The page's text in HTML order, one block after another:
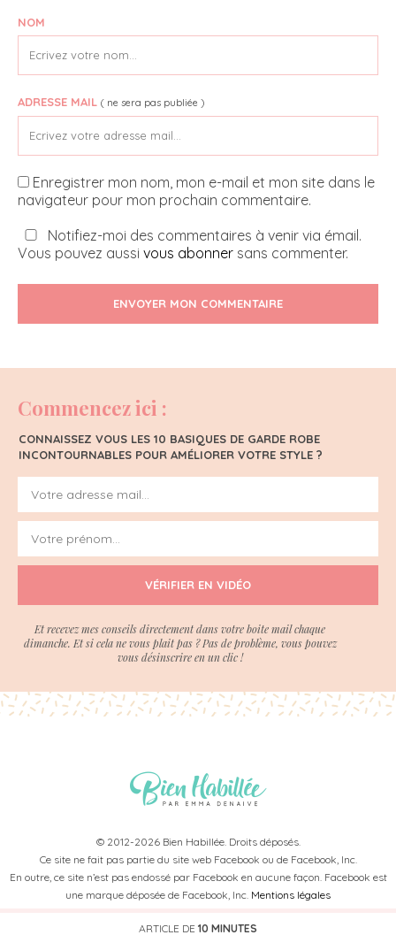
NOM
ADRESSE MAIL ( ne sera pas publiée )
Enregistrer mon nom, mon e-mail et mon site dans le
navigateur pour mon prochain commentaire.
Notifiez-moi des commentaires à venir via émail.
Vous pouvez aussi vous abonner sans commenter.
ENVOYER MON COMMENTAIRE
ARTICLE DE 10 MINUTES
Commencez ici :
CONNAISSEZ VOUS LES 10 BASIQUES DE GARDE ROBE
INCONTOURNABLES POUR AMÉLIORER VOTRE STYLE ?
VÉRIFIER EN VIDÉO
Et recevez mes conseils directement dans votre boite mail chaque
dimanche. Et si cela ne vous plait pas ? Pas de problème, vous pouvez
vous désinscrire en un clic !
© 2012-2026 Bien Habillée. Droits déposés.
Ce site ne fait pas partie du site web Facebook ou de Facebook, Inc.
En outre, ce site n’est pas endossé par Facebook en aucune façon. Facebook est
une marque déposée de Facebook, Inc. Mentions légales